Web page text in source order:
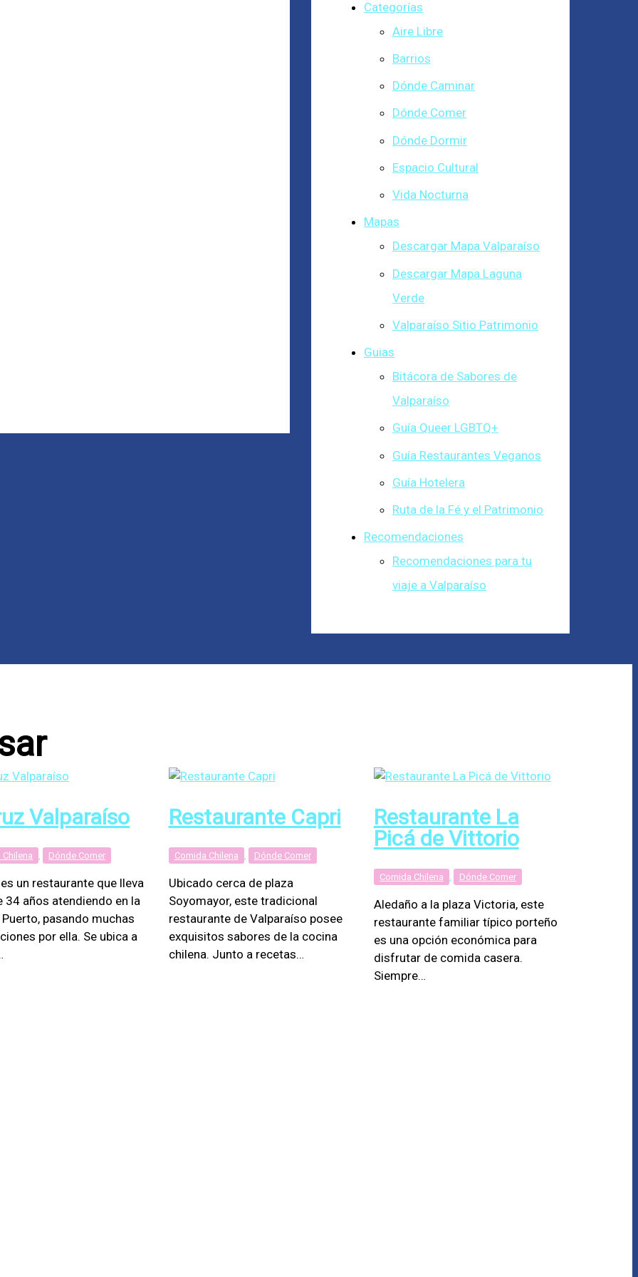
Categorías
Aire Libre
Barrios
Dónde Caminar
Dónde Comer
Dónde Dormir
Espacio Cultural
Vida Nocturna
Mapas
Descargar Mapa Valparaíso
Descargar Mapa Laguna
Verde
Valparaíso Sitio Patrimonio
Guias
Bitácora de Sabores de
Valparaíso
Guía Queer LGBTQ+
Guía Restaurantes Veganos
Guía Hotelera
Ruta de la Fé y el Patrimonio
Recomendaciones
Recomendaciones para tu
viaje a Valparaíso
Valparaíso
Chilena Dónde Comer
un restaurante que lleva
34 años atendiendo en la
pasando muchas
por ella. Se ubica a
Restaurante Capri
Comida Chilena Dónde Comer
Ubicado cerca de plaza
Soyomayor, este tradicional
restaurante de Valparaíso posee
exquisitos sabores de la cocina
chilena. Junto a recetas…
Restaurante La
Picá de Vittorio
Comida Chilena Dónde Comer
Aledaño a la plaza Victoria, este
restaurante familiar típico porteño
es una opción económica para
disfrutar de comida casera.
Siempre…